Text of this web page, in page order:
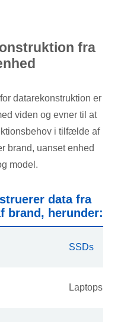
fra
datarekonstruktion er
viden og evner til at
i tilfælde af
brand, uanset enhed
model.
data fra
brand, herunder:
SSDs
Laptops